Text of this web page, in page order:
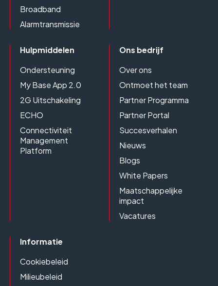
Broadband
Alarmtransmissie
Hulpmiddelen
Ondersteuning
My Base App 2.0
2G Uitschakeling
ECHO
Connectiviteit
Management
Platform
Ons bedrijf
Over ons
Ontmoet het team
Partner Programma
Partner Portal
Succesverhalen
Nieuws
Blogs
White Papers
Maatschappelijke
impact
Vacatures
Informatie
Cookiebeleid
Milieubeleid